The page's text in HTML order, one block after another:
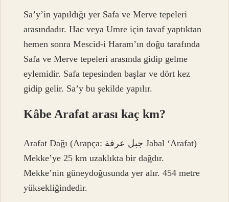
Sa’y’in yapıldığı yer Safa ve Merve tepeleri
arasındadır. Hac veya Umre için tavaf yaptıktan
hemen sonra Mescid-i Haram’ın doğu tarafında
Safa ve Merve tepeleri arasında gidip gelme
eylemidir. Safa tepesinden başlar ve dört kez
gidip gelir. Sa’y bu şekilde yapılır.
Kâbe Arafat arası kaç km?
Arafat Dağı (Arapça: جبل عرفة Jabal ‘Arafat)
Mekke’ye 25 km uzaklıkta bir dağdır.
Mekke’nin güneydoğusunda yer alır. 454 metre
yüksekliğindedir.